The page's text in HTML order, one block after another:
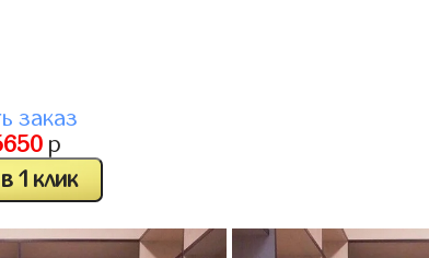
заказ
р
1 клик